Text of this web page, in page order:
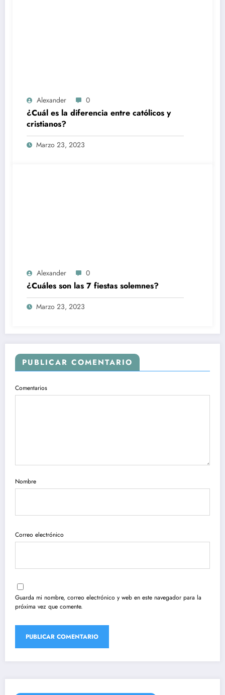
Alexander 0
¿Cuál es la diferencia entre católicos y
cristianos?
Marzo 23, 2023
Alexander 0
¿Cuáles son las 7 fiestas solemnes?
Marzo 23, 2023
PUBLICAR COMENTARIO
Comentarios
Nombre
Correo electrónico
Guarda mi nombre, correo electrónico y web en este navegador para la
próxima vez que comente.